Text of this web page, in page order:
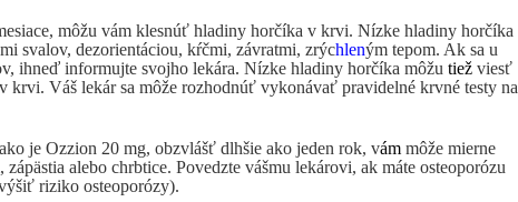
môžu vám klesnúť hladiny horčíka v krvi. Nízke hladiny horčíka
svalov, dezorientáciou, kŕčmi, závratmi, zrýchleným tepom. Ak sa u
ihneď informujte svojho lekára. Nízke hladiny horčíka môžu tiež viesť
krvi. Váš lekár sa môže rozhodnúť vykonávať pravidelné krvné testy na
je Ozzion 20 mg, obzvlášť dlhšie ako jeden rok, vám môže mierne
, zápästia alebo chrbtice. Povedzte vášmu lekárovi, ak máte osteoporózu
riziko osteoporózy).